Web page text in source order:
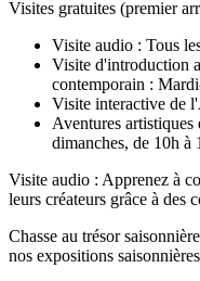
Visites gratuites (premier
Visite audio : Tous
Visite d'introduction
contemporain :
Visite interactive de
Aventures artistiques
dimanches, de 10h à
Visite audio : Apprenez à
leurs créateurs grâce à des
Chasse au trésor
nos expositions